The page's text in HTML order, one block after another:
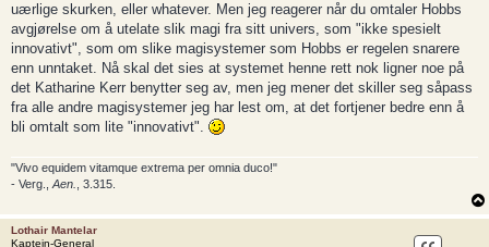
uærlige skurken, eller whatever. Men jeg reagerer når du omtaler Hobbs
avgjørelse om å utelate slik magi fra sitt univers, som "ikke spesielt
innovativt", som om slike magisystemer som Hobbs er regelen snarere
enn unntaket. Nå skal det sies at systemet henne rett nok ligner noe på
det Katharine Kerr benytter seg av, men jeg mener det skiller seg såpass
fra alle andre magisystemer jeg har lest om, at det fortjener bedre enn å
bli omtalt som lite "innovativt".
"Vivo equidem vitamque extrema per omnia duco!"
- Verg., Aen. , 3.315.
Lothair Mantelar
Kaptein-General